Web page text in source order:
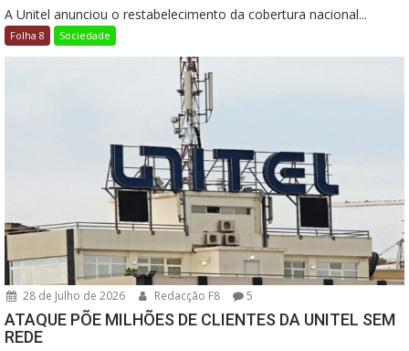
A Unitel anunciou o restabelecimento da cobertura nacional...
Folha 8 Sociedade
28 de Julho de 2026 Redacção F8 5
ATAQUE PÕE MILHÕES DE CLIENTES DA UNITEL SEM
REDE